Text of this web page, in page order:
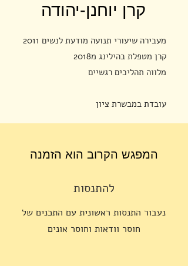
קרן יוחנן-יהודה
מעבירה שיעורי תנועה מודעת לנשים 2011
קרן מטפלת בהילינג מ2018
מלווה תהליכים רגשיים
עובדת במבשרת ציון
המפגש הקרוב הוא הזמנה
להתנסות
נעבור התנסות ראשונית עם התכנים של
חוסר וודאות וחוסר אונים